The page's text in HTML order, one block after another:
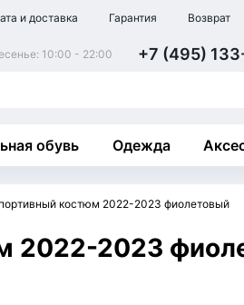
и доставка Гарантия Возврат
10:00 - 22:00 +7 (495)
обувь Одежда
костюм 2022-2023 фиолетовый
2022-2023